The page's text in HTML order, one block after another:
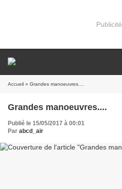
Publicité
Accueil » Grandes manoeuvres....
Grandes manoeuvres....
Publié le 15/05/2017 à 00:01
Par abcd_air